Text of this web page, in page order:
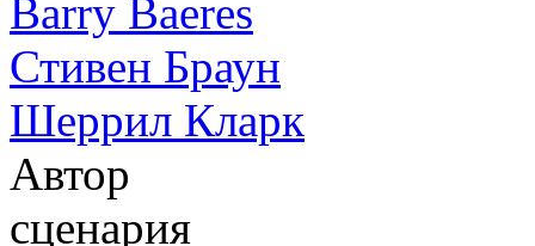
Barry Baeres
Стивен Браун
Шеррил Кларк
Автор
сценария